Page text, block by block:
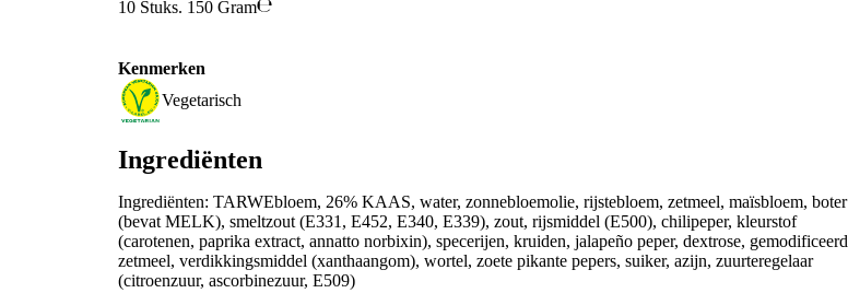
10 Stuks. 150 Gram
Kenmerken
Vegetarisch
Ingrediënten
Ingrediënten: TARWEbloem, 26% KAAS, water, zonnebloemolie, rijstebloem, zetmeel, maïsbloem, boter
(bevat MELK), smeltzout (E331, E452, E340, E339), zout, rijsmiddel (E500), chilipeper, kleurstof
(carotenen, paprika extract, annatto norbixin), specerijen, kruiden, jalapeño peper, dextrose, gemodificeerd
zetmeel, verdikkingsmiddel (xanthaangom), wortel, zoete pikante pepers, suiker, azijn, zuurteregelaar
(citroenzuur, ascorbinezuur, E509)